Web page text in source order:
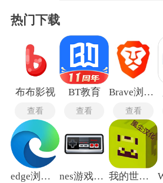
热门下载
布布影视
查看
BT教育
查看
Brave浏览器
查看
edge浏览器手机版 nes游戏中心 我的世界皮肤编辑器手机版